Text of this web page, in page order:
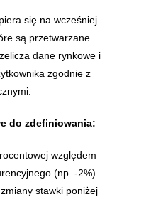
się na wcześniej
są przetwarzane
dane rynkowe i
zgodnie z
do zdefiniowania:
względem
(np. -2%).
stawki poniżej